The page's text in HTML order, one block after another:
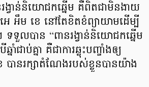
ង្វាន់និយោជកឆ្នើម គឺពិតជាមិនងាយ
េ អឹម ខេ នៅតែខិតខំព្យាយាមដើម្បី
។ ទទួលបាន “ពានរង្វាន់និយោជកឆ្នើម
នាំជាប់គ្នា គឺជាការឆ្លុះបញ្ចាំងឲ្យ
ានរក្សាតំណែងរបស់ខ្លួនបានយ៉ាង